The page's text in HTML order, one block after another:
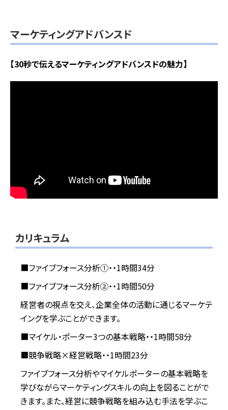
マーケティングアドバンスド
【30秒で伝えるマーケティングアドバンスドの魅力】
カリキュラム
■ファイブフォース分析①・・1時間34分
■ファイブフォース分析②・・1時間50分
経営者の視点を交え、企業全体の活動に通じるマーケテ
イングを学ぶことができます。
■マイケル・ポーター3つの基本戦略・・1時間58分
■競争戦略×経営戦略・・1時間23分
ファイブフォース分析やマイケルポーターの基本戦略を
学びながらマーケティングスキルの向上を図ることがで
きます。また、経営に競争戦略を組み込む手法を学ぶこ